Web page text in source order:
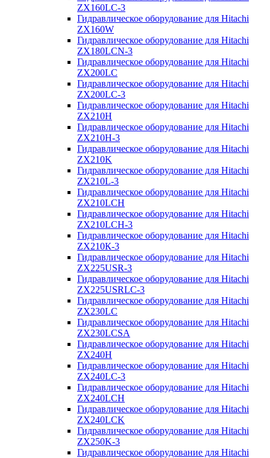
ZX160LC-3
Гидравлическое оборудование для Hitachi
ZX160W
Гидравлическое оборудование для Hitachi
ZX180LCN-3
Гидравлическое оборудование для Hitachi
ZX200LC
Гидравлическое оборудование для Hitachi
ZX200LC-3
Гидравлическое оборудование для Hitachi
ZX210H
Гидравлическое оборудование для Hitachi
ZX210H-3
Гидравлическое оборудование для Hitachi
ZX210K
Гидравлическое оборудование для Hitachi
ZX210L-3
Гидравлическое оборудование для Hitachi
ZX210LCH
Гидравлическое оборудование для Hitachi
ZX210LCH-3
Гидравлическое оборудование для Hitachi
ZX210К-3
Гидравлическое оборудование для Hitachi
ZX225USR-3
Гидравлическое оборудование для Hitachi
ZX225USRLC-3
Гидравлическое оборудование для Hitachi
ZX230LC
Гидравлическое оборудование для Hitachi
ZX230LCSA
Гидравлическое оборудование для Hitachi
ZX240H
Гидравлическое оборудование для Hitachi
ZX240LC-3
Гидравлическое оборудование для Hitachi
ZX240LCH
Гидравлическое оборудование для Hitachi
ZX240LCK
Гидравлическое оборудование для Hitachi
ZX250K-3
Гидравлическое оборудование для Hitachi